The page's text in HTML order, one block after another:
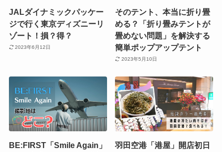
JALダイナミックパッケー
ジで行く東京ディズニーリ
ゾート！損？得？
2023年6月12日
そのテント、本当に折り畳
める？「折り畳みテントが
畳めない問題」を解決する
簡単ポップアップテント
2023年5月10日
BE:FIRST「Smile Again」
羽田空港「港屋」開店初日